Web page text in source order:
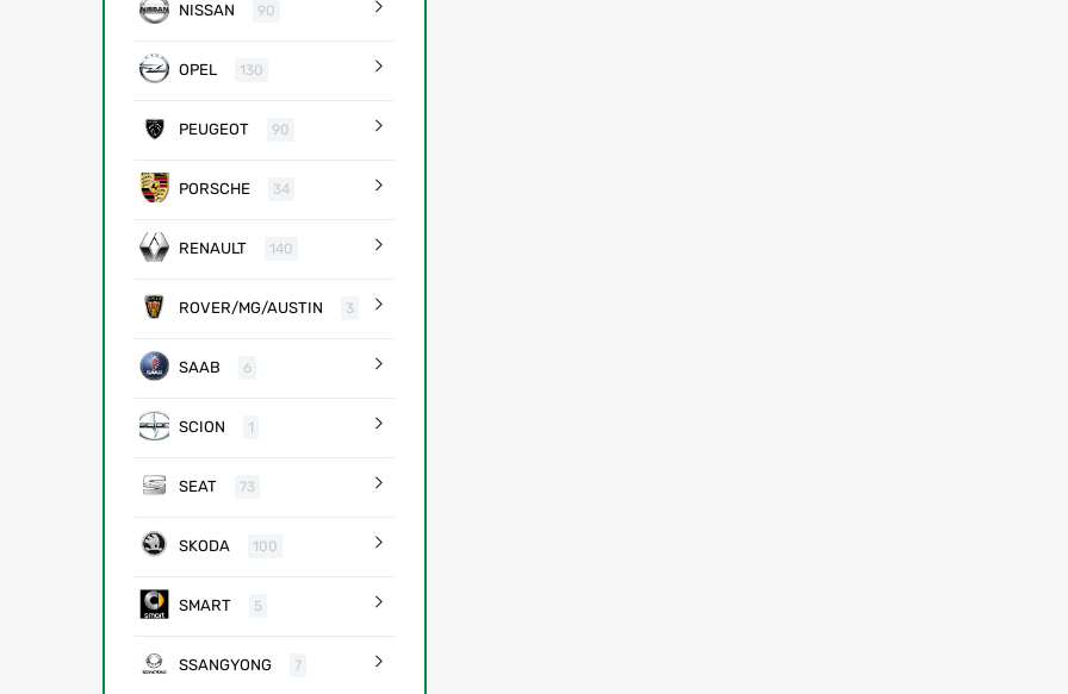
NISSAN 90
OPEL 130
PEUGEOT 90
PORSCHE 34
RENAULT 140
ROVER/MG/AUSTIN 3
SAAB 6
SCION 1
SEAT 73
SKODA 100
SMART 5
SSANGYONG 7